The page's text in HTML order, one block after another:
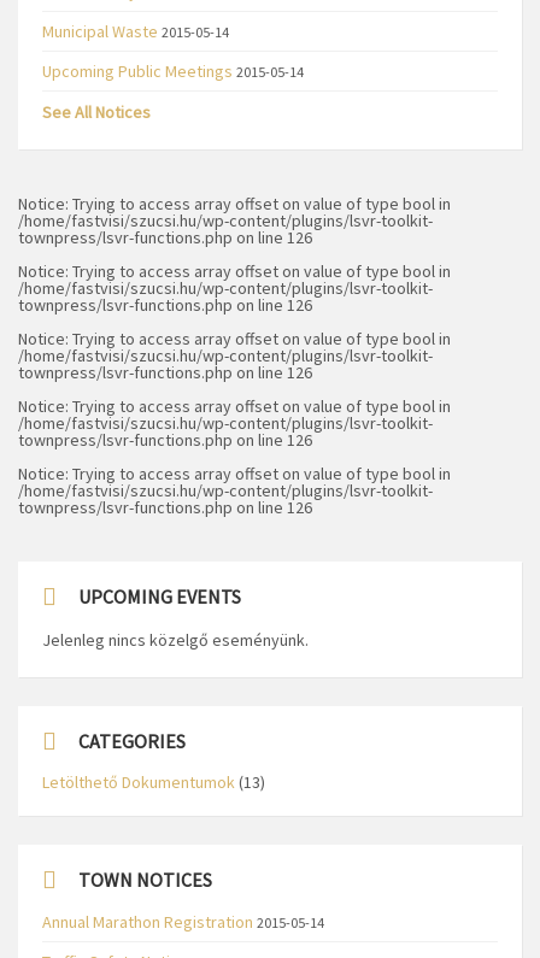
Municipal Waste 2015-05-14
Upcoming Public Meetings 2015-05-14
See All Notices
Notice: Trying to access array offset on value of type bool in
/home/fastvisi/szucsi.hu/wp-content/plugins/lsvr-toolkit-
townpress/lsvr-functions.php on line 126
Notice: Trying to access array offset on value of type bool in
/home/fastvisi/szucsi.hu/wp-content/plugins/lsvr-toolkit-
townpress/lsvr-functions.php on line 126
Notice: Trying to access array offset on value of type bool in
/home/fastvisi/szucsi.hu/wp-content/plugins/lsvr-toolkit-
townpress/lsvr-functions.php on line 126
Notice: Trying to access array offset on value of type bool in
/home/fastvisi/szucsi.hu/wp-content/plugins/lsvr-toolkit-
townpress/lsvr-functions.php on line 126
Notice: Trying to access array offset on value of type bool in
/home/fastvisi/szucsi.hu/wp-content/plugins/lsvr-toolkit-
townpress/lsvr-functions.php on line 126
UPCOMING EVENTS
Jelenleg nincs közelgő eseményünk.
CATEGORIES
Letölthető Dokumentumok(13)
TOWN NOTICES
Annual Marathon Registration 2015-05-14